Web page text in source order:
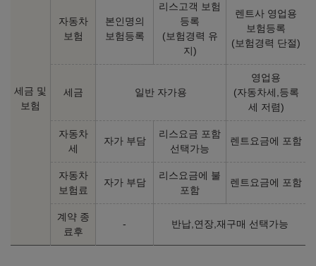
세금 및
보험
자동차
보험
본인명의
보험등록
리스고객 보험
등록
(보험경력 유
지)
렌트사 영업용
보험등록
(보험경력 단절)
세금 일반 자가용
영업용
(자동차세,등록
세 저렴)
자동차
세
자가 부담
리스요금 포함
선택가능
렌트요금에 포함
자동차
보험료
자가 부담
리스요금에 불
포함
렌트요금에 포함
계약 종
료후
- 반납,연장,재구매 선택가능